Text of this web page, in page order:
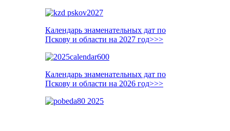
Календарь знаменательных дат по
Пскову и области на 2027 год>>>
Календарь знаменательных дат по
Пскову и области на 2026 год>>>